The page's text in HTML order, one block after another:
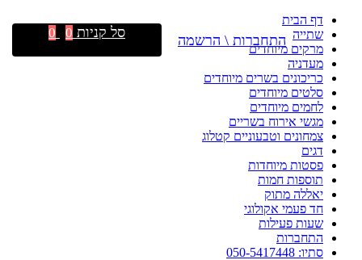
דף הבית
שתייה
מרקים מיוחדים
מעדניה
כריכונים בשרים מיוחדים
סלטים מיוחדים
לחמים מיוחדים
מגשי אירוח בשריים
צמחונים וטבעוניים קטלוג
דגים
פסטות מיוחדות
תוספות חמות
יאללה מתוק
חד פעמי אקולוגי
שעות פעילות
התחברות
סתיו: 050-5417448
התחברות \ הרשמה סל קניות 0
0